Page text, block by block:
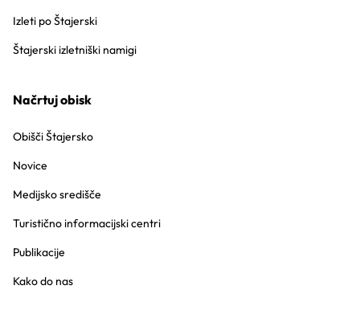
Izleti po Štajerski
Štajerski izletniški namigi
Načrtuj obisk
Obišči Štajersko
Novice
Medijsko središče
Turistično informacijski centri
Publikacije
Kako do nas